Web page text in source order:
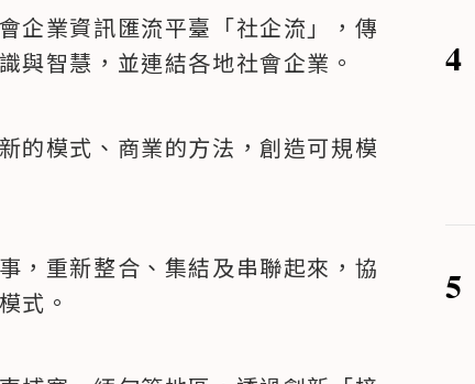
企業資訊匯流平臺「社企流」，傳
與智慧，並連結各地社會企業。
的模式、商業的方法，創造可規模
，重新整合、集結及串聯起來，協
式。
4
5